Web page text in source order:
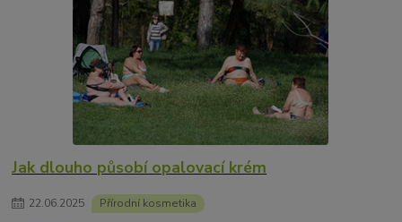
Jak dlouho působí opalovací krém
22.06.2025 Přírodní kosmetika